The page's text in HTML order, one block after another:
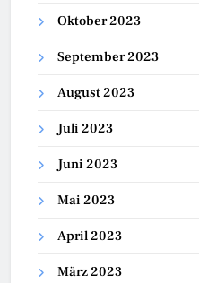
Oktober 2023
September 2023
August 2023
Juli 2023
Juni 2023
Mai 2023
April 2023
März 2023